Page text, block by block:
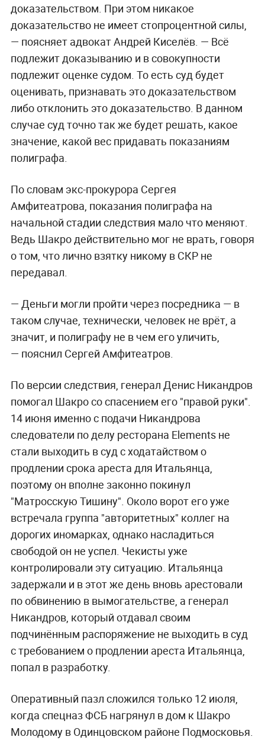
доказательством. При этом никакое
доказательство не имеет стопроцентной силы,
— поясняет адвокат Андрей Киселёв. — Всё
подлежит доказыванию и в совокупности
подлежит оценке судом. То есть суд будет
оценивать, признавать это доказательством
либо отклонить это доказательство. В данном
случае суд точно так же будет решать, какое
значение, какой вес придавать показаниям
полиграфа.
По словам экс-прокурора Сергея
Амфитеатрова, показания полиграфа на
начальной стадии следствия мало что меняют.
Ведь Шакро действительно мог не врать, говоря
о том, что лично взятку никому в СКР не
передавал.
— Деньги могли пройти через посредника — в
таком случае, технически, человек не врёт, а
значит, и полиграфу не в чем его уличить,
— пояснил Сергей Амфитеатров.
По версии следствия, генерал Денис Никандров
помогал Шакро со спасением его "правой руки".
14 июня именно с подачи Никандрова
следователи по делу ресторана Elements не
стали выходить в суд с ходатайством о
продлении срока ареста для Итальянца,
поэтому он вполне законно покинул
"Матросскую Тишину". Около ворот его уже
встречала группа "авторитетных" коллег на
дорогих иномарках, однако насладиться
свободой он не успел. Чекисты уже
контролировали эту ситуацию. Итальянца
задержали и в этот же день вновь арестовали
по обвинению в вымогательстве, а генерал
Никандров, который отдавал своим
подчинённым распоряжение не выходить в суд
с требованием о продлении ареста Итальянца,
попал в разработку.
Оперативный пазл сложился только 12 июля,
когда спецназ ФСБ нагрянул в дом к Шакро
Молодому в Одинцовском районе Подмосковья.